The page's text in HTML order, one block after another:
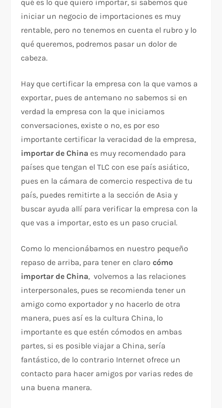
qué es lo que quiero importar, si sabemos que
iniciar un negocio de importaciones es muy
rentable, pero no tenemos en cuenta el rubro y lo
qué queremos, podremos pasar un dolor de
cabeza.
Hay que certificar la empresa con la que vamos a
exportar, pues de antemano no sabemos si en
verdad la empresa con la que iniciamos
conversaciones, existe o no, es por eso
importante certificar la veracidad de la empresa,
importar de China es muy recomendado para
países que tengan el TLC con ese país asiático,
pues en la cámara de comercio respectiva de tu
país, puedes remitirte a la sección de Asia y
buscar ayuda allí para verificar la empresa con la
que vas a importar, esto es un paso crucial.
Como lo mencionábamos en nuestro pequeño
repaso de arriba, para tener en clarocómo
importar de China, volvemos a las relaciones
interpersonales, pues se recomienda tener un
amigo como exportador y no hacerlo de otra
manera, pues así es la cultura China, lo
importante es que estén cómodos en ambas
partes, si es posible viajar a China, sería
fantástico, de lo contrario Internet ofrece un
contacto para hacer amigos por varias redes de
una buena manera.